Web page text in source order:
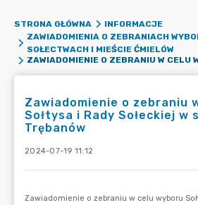
STRONA GŁÓWNA
INFORMACJE
ZAWIADOMIENIA O ZEBRANIACH
SOŁECTWACH I MIEŚCIE ĆMIELÓW
Zawiadomienie o zebraniu
Sołtysa i Rady Sołeckiej w
Trębanów
2024-07-19 11:12